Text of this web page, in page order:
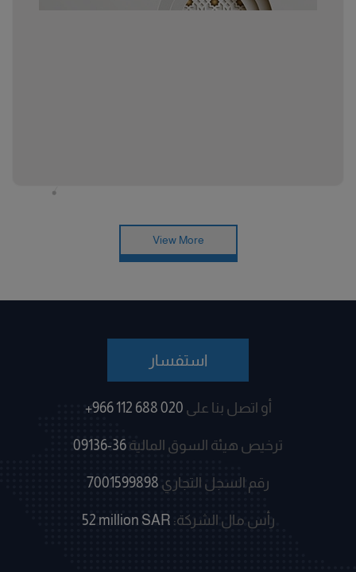
View More
استفسار
أو اتصل بنا على +966 112 688 020
ترخيص هيئة السوق المالية 09136-36
رقم السجل التجاري 7001599898
رأس مال الشركة: 52 million SAR